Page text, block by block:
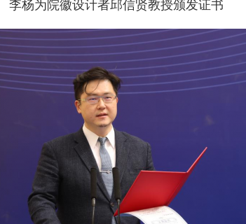
李杨为院徽设计者邱信贤教授颁发证书